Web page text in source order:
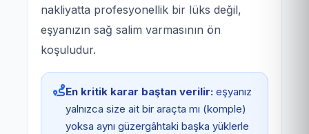
nakliyatta profesyonellik bir lüks değil,
eşyanızın sağ salim varmasının ön
koşuludur.
En kritik karar baştan verilir: eşyanız
yalnızca size ait bir araçta mı (komple)
yoksa aynı güzergâhtaki başka yüklerle